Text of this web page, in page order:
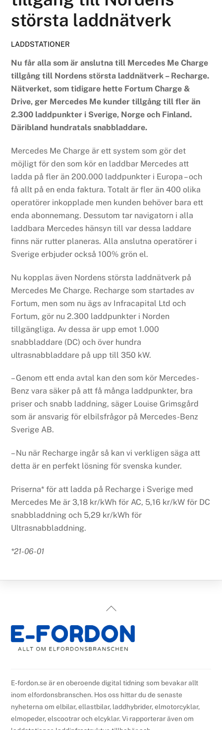
största laddnätverk
LADDSTATIONER
Nu får alla som är anslutna till Mercedes Me Charge
tillgång till Nordens största laddnätverk – Recharge.
Nätverket, som tidigare hette Fortum Charge &
Drive, ger Mercedes Me kunder tillgång till fler än
2.300 laddpunkter i Sverige, Norge och Finland.
Däribland hundratals snabbladdare.
Mercedes Me Charge är ett system som gör det
möjligt för den som kör en laddbar Mercedes att
ladda på fler än 200.000 laddpunkter i Europa – och
få allt på en enda faktura. Totalt är fler än 400 olika
operatörer inkopplade men kunden behöver bara ett
enda abonnemang. Dessutom tar navigatorn i alla
laddbara Mercedes hänsyn till var dessa laddare
finns när rutter planeras. Alla anslutna operatörer i
Sverige erbjuder också 100% grön el.
Nu kopplas även Nordens största laddnätverk på
Mercedes Me Charge. Recharge som startades av
Fortum, men som nu ägs av Infracapital Ltd och
Fortum, gör nu 2.300 laddpunkter i Norden
tillgängliga. Av dessa är upp emot 1.000
snabbladdare (DC) och över hundra
ultrasnabbladdare på upp till 350 kW.
– Genom ett enda avtal kan den som kör Mercedes-
Benz vara säker på att få många laddpunkter, bra
priser och snabb laddning, säger Louise Grimsgård
som är ansvarig för elbilsfrågor på Mercedes-Benz
Sverige AB.
– Nu när Recharge ingår så kan vi verkligen säga att
detta är en perfekt lösning för svenska kunder.
Priserna* för att ladda på Recharge i Sverige med
Mercedes Me är 3,18 kr/kWh för AC, 5,16 kr/kW för DC
snabbladdning och 5,29 kr/kWh för
Ultrasnabbladdning.
*21-06-01
Back
Top
E-fordon.se är en oberoende digital tidning som bevakar allt
inom elfordonsbranschen. Hos oss hittar du de senaste
nyheterna om elbilar, ellastbilar, laddhybrider, elmotorcyklar,
elmopeder, elscootrar och elcyklar. Vi rapporterar även om